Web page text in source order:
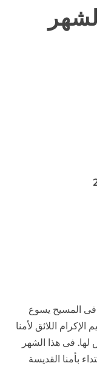
فى المسيح يسوع
اللائق لأمنا
لها. فى هذا الشهر
بأمنا القديسة